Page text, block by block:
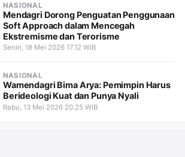
NASIONAL
Mendagri Dorong Penguatan Penggunaan
Soft Approach dalam Mencegah
Ekstremisme dan Terorisme
Senin, 18 Mei 2026 17.12 WIB
NASIONAL
Wamendagri Bima Arya: Pemimpin Harus
Berideologi Kuat dan Punya Nyali
Rabu, 13 Mei 2026 20.25 WIB